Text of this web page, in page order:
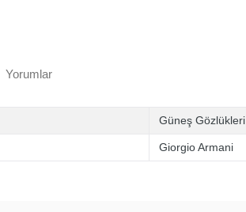
Yorumlar
Güneş Gözlükleri
Giorgio Armani